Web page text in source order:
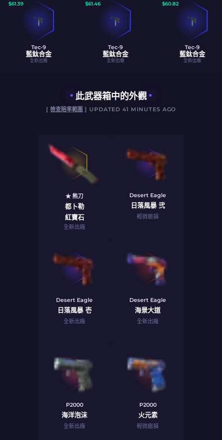
$61.39
Tec-9
藍鈦合金
全新出廠
$61.46
Tec-9
藍鈦合金
全新出廠
$60.82
Tec-9
藍鈦合金
全新出廠
此武器箱中的外觀
[檢查賠率範圍 ] UPDATED 41 MINUTES AGO
★ 熊刀
都卜勒
紅寶石
全新出廠
Desert Eagle
日落風暴 弐
輕微磨損
Desert Eagle
日落風暴 壱
全新出廠
Desert Eagle
海景大道
全新出廠
P2000
海洋泡沫
全新出廠
P2000
火元素
輕微磨損